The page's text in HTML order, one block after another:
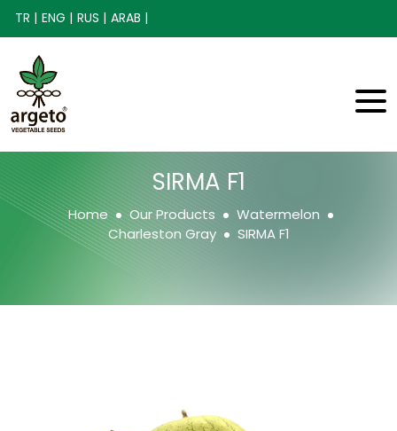
TR | ENG | RUS | ARAB |
SIRMA F1
Home Our Products
Watermelon
Charleston Gray
SIRMA F1